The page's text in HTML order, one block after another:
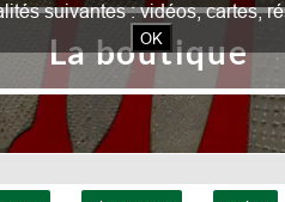
La boutique
suivantes : vidéos, cartes,
OK